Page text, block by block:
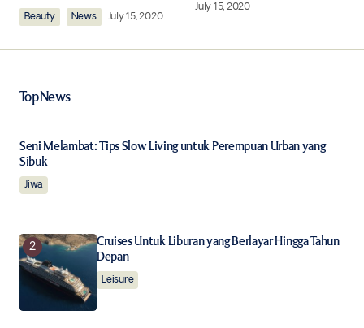
Your Name
Your E-mail*
Notify me of follow-up comments by email.
Notify me of new posts by email.
Beauty News July 15, 2020
July 15, 2020
Top News
Seni Melambat: Tips Slow Living untuk Perempuan Urban yang
Sibuk
Jiwa
Cruises Untuk Liburan yang Berlayar Hingga Tahun
Depan
Leisure